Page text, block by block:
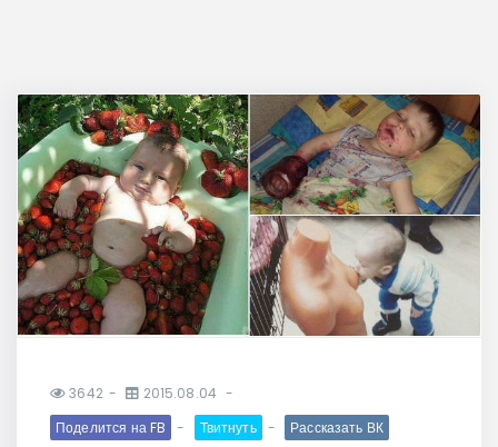
3642
2015.08.04
Поделится на FB
Твитнуть Рассказать ВК